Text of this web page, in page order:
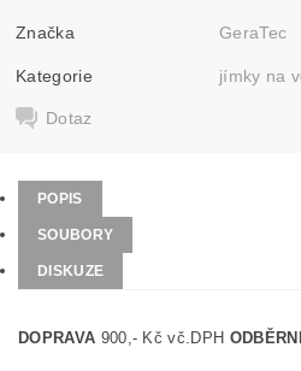
Značka GeraTec
Kategorie jímky na
Dotaz
POPIS
SOUBORY
DISKUZE
DOPRAVA 900,- Kč vč.DPH